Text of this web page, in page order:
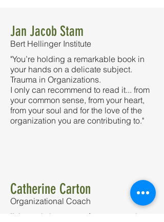
Jan Jacob Stam
Bert Hellinger Institute
"You’re holding a remarkable book in
your hands on a delicate subject.
Trauma in Organizations.
I only can recommend to read it... from
your common sense, from your heart,
from your soul and for the love of the
organization you are contributing to."
Catherine Carton
Organizational Coach
"It is partly because of my personal